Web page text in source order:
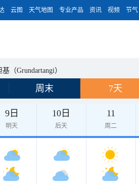
云图 天气地图 专业产品 资讯 视频 节气
（Grundartangi）
周末 7天
9日
明天
10日
后天
11
周二